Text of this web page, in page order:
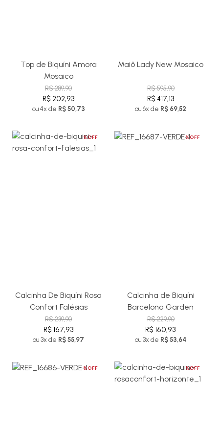
Top de Biquíni Amora
Mosaico
R$ 289,90
R$ 202,93
ou 4x de R$ 50,73
Maiô Lady New Mosaico
R$ 595,90
R$ 417,13
ou 6x de R$ 69,52
%OFF
Calcinha De Biquíni Rosa
Confort Falésias
R$ 239,90
R$ 167,93
ou 3x de R$ 55,97
%OFF
Calcinha de Biquíni
Barcelona Garden
R$ 229,90
R$ 160,93
ou 3x de R$ 53,64
%OFF %OFF